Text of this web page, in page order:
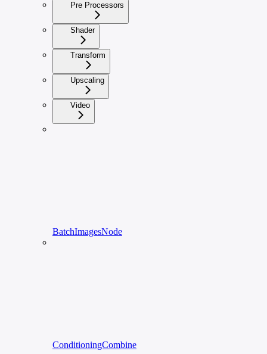
Pre Processors
Shader
Transform
Upscaling
Video
BatchImagesNode
ConditioningCombine